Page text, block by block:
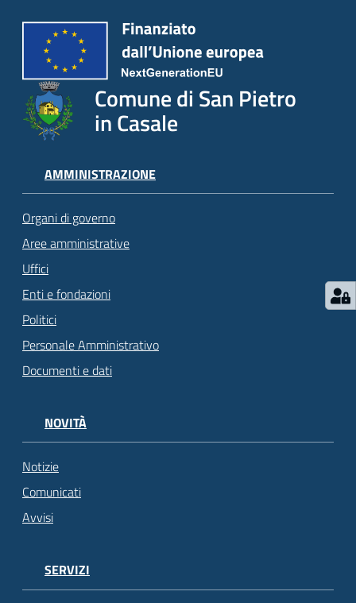
Comune di San Pietro
in Casale
AMMINISTRAZIONE
Organi di governo
Aree amministrative
Uffici
Enti e fondazioni
Politici
Personale Amministrativo
Documenti e dati
NOVITÀ
Notizie
Comunicati
Avvisi
SERVIZI